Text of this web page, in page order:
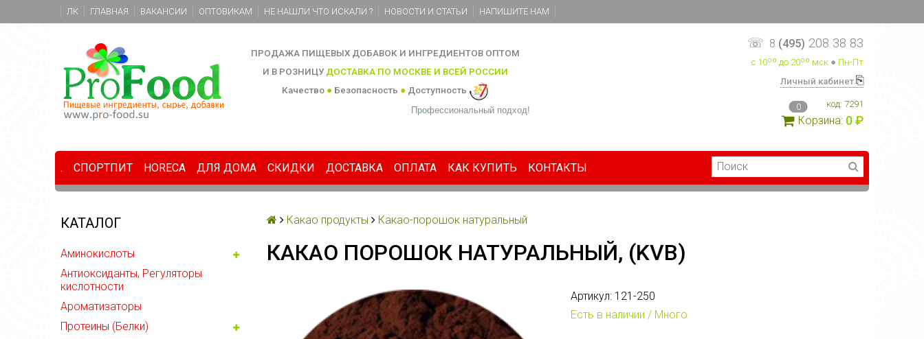
ЛК ГЛАВНАЯ ВАКАНСИИ ОПТОВИКАМ НЕ НАШЛИ ЧТО ИСКАЛИ ? НОВОСТИ И СТАТЬИ НАПИШИТЕ НАМ
ПРОДАЖА ПИЩЕВЫХ ДОБАВОК И ИНГРЕДИЕНТОВ ОПТОМ
И В РОЗНИЦУ ДОСТАВКА ПО МОСКВЕ И ВСЕЙ РОССИИ
Качество ● Безопасность ● Доступность
Профессиональный подход!
☏ 8 (495) 208 38 83
с 10ºº до 20ºº мск ● Пн-Пт
Личный кабинет ⎘
код: 7291
0
Корзина: 0 ₽
. СПОРТПИТ HORECA ДЛЯ ДОМА СКИДКИ ДОСТАВКА ОПЛАТА КАК КУПИТЬ КОНТАКТЫ
КАТАЛОГ
Аминокислоты
Антиоксиданты, Регуляторы
кислотности
Ароматизаторы
Протеины (Белки)
Какао продукты Какао-порошок натуральный
КАКАО ПОРОШОК НАТУРАЛЬНЫЙ, (KVB)
Артикул: 121-250
Есть в наличии / Много